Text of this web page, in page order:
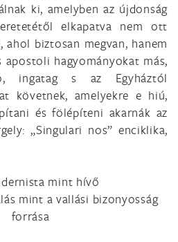
ki, amelyben az újdonság
elkapatva nem ott
ahol biztosan megvan, hanem
apostoli hagyományokat más,
ingatag s az Egyháztól
követnek, amelyekre e hiú,
és fölépíteni akarnák az
„Singulari nos” enciklika,
mint hívő
mint a vallási bizonyosság
forrása